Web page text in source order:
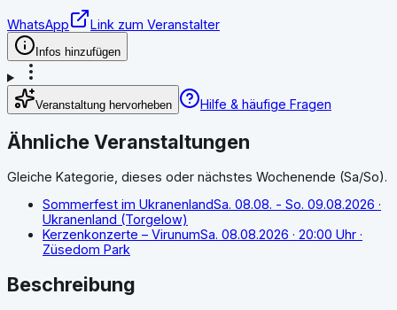
WhatsApp Link zum Veranstalter
Infos hinzufügen
Veranstaltung hervorheben Hilfe & häufige Fragen
Ähnliche Veranstaltungen
Gleiche Kategorie, dieses oder nächstes Wochenende (Sa/So).
Sommerfest im UkranenlandSa. 08.08. - So. 09.08.2026 ·
Ukranenland (Torgelow)
Kerzenkonzerte – VirunumSa. 08.08.2026 · 20:00 Uhr ·
Züsedom Park
Beschreibung